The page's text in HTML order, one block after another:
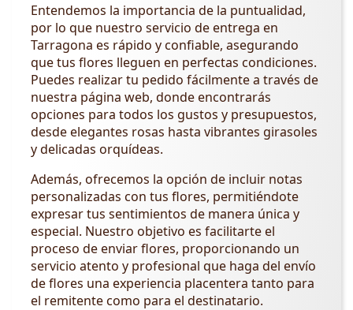
Entendemos la importancia de la puntualidad,
por lo que nuestro servicio de entrega en
Tarragona es rápido y confiable, asegurando
que tus flores lleguen en perfectas condiciones.
Puedes realizar tu pedido fácilmente a través de
nuestra página web, donde encontrarás
opciones para todos los gustos y presupuestos,
desde elegantes rosas hasta vibrantes girasoles
y delicadas orquídeas.
Además, ofrecemos la opción de incluir notas
personalizadas con tus flores, permitiéndote
expresar tus sentimientos de manera única y
especial. Nuestro objetivo es facilitarte el
proceso de enviar flores, proporcionando un
servicio atento y profesional que haga del envío
de flores una experiencia placentera tanto para
el remitente como para el destinatario.